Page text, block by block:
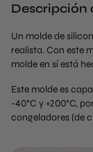
Descripción
Un molde de
realista. Con este
molde en sí está
Este molde es
-40°C y +200°C,
congeladores (de